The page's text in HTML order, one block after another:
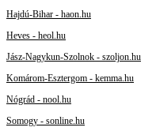
Hajdú-Bihar - haon.hu
Heves - heol.hu
Jász-Nagykun-Szolnok - szoljon.hu
Komárom-Esztergom - kemma.hu
Nógrád - nool.hu
Somogy - sonline.hu